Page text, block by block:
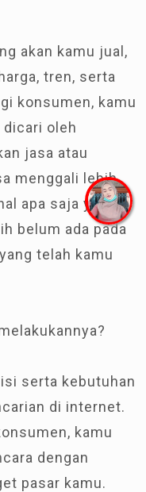
akan kamu jual,
tren, serta
konsumen, kamu
dicari oleh
jasa atau
menggali lebih
apa saja yang
belum ada pada
telah kamu
serta kebutuhan
di internet.
kamu
dengan
pasar kamu.